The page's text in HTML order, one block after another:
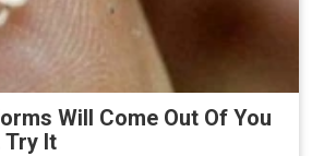
Will Come Out Of You
Try It